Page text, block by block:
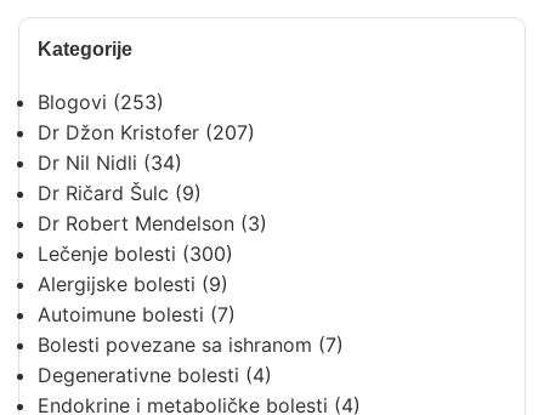
Kategorije
Blogovi (253)
Dr Džon Kristofer (207)
Dr Nil Nidli (34)
Dr Ričard Šulc (9)
Dr Robert Mendelson (3)
Lečenje bolesti (300)
Alergijske bolesti (9)
Autoimune bolesti (7)
Bolesti povezane sa ishranom (7)
Degenerativne bolesti (4)
Endokrine i metaboličke bolesti (4)